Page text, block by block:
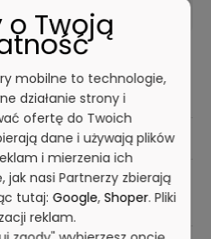
kurierska
Twoją
mobilne to technologie,
działanie strony i
ofertę do Twoich
dane i używają plików
i mierzenia ich
jak nasi Partnerzy zbierają
tutaj:Google,Shoper. Pliki
reklam.